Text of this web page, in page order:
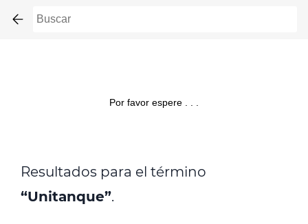
main
Por favor espere . . .
Resultados para el término
“Unitanque”.